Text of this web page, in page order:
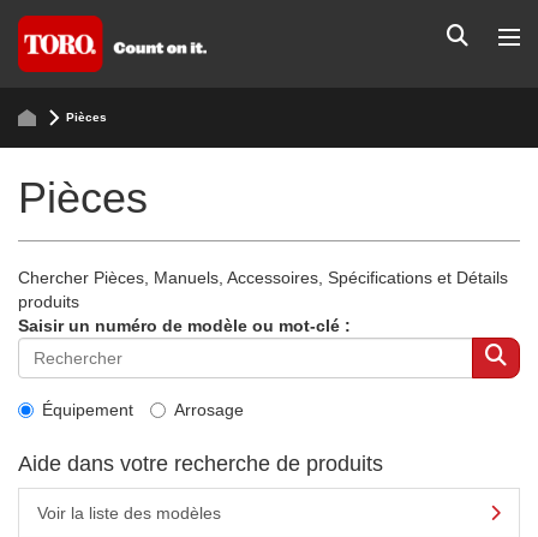
Pièces
Pièces
Chercher Pièces, Manuels, Accessoires, Spécifications et Détails
produits
Saisir un numéro de modèle ou mot-clé :
Équipement Arrosage
Aide dans votre recherche de produits
Voir la liste des modèles